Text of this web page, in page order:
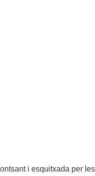
i esquitxada per